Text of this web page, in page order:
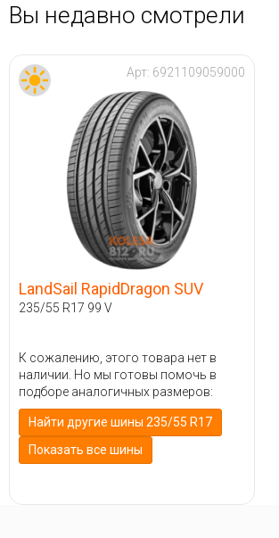
Вы недавно смотрели
Арт: 6921109059000
LandSail RapidDragon SUV
235/55 R17 99 V
К сожалению, этого товара нет в
наличии. Но мы готовы помочь в
подборе аналогичных размеров:
Найти другие шины 235/55 R17
Показать все шины